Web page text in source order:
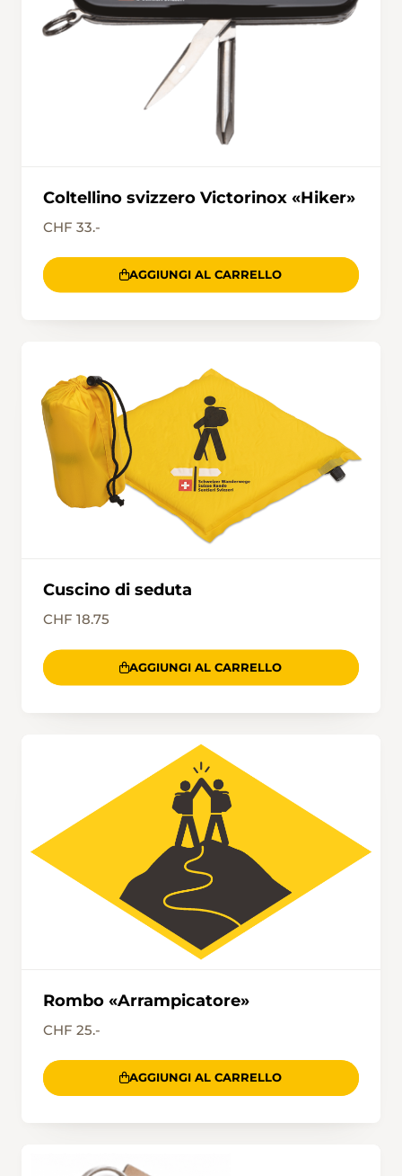
Coltellino svizzero Victorinox «Hiker»
CHF 33.-
AGGIUNGI AL CARRELLO
Cuscino di seduta
CHF 18.75
AGGIUNGI AL CARRELLO
Rombo «Arrampicatore»
CHF 25.-
AGGIUNGI AL CARRELLO